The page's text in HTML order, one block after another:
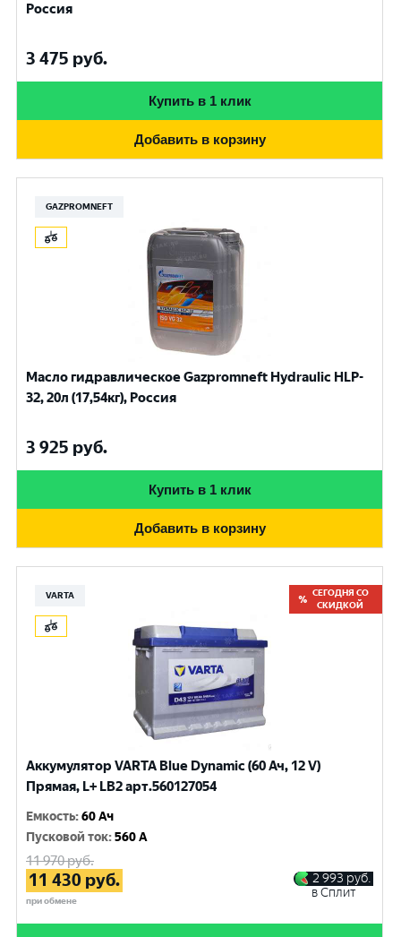
Россия
3 475 руб.
Купить в 1 клик
Добавить в корзину
GAZPROMNEFT
Масло гидравлическое Gazpromneft Hydraulic HLP-
32, 20л (17,54кг), Россия
3 925 руб.
Купить в 1 клик
Добавить в корзину
VARTA
СЕГОДНЯ СО
СКИДКОЙ
Аккумулятор VARTA Blue Dynamic (60 Ач, 12 V)
Прямая, L+ LB2 арт.560127054
Емкость:60 Ач
Пусковой ток:560 A
11 970руб.
11 430 руб.
при обмене
2 993 руб.
в Сплит